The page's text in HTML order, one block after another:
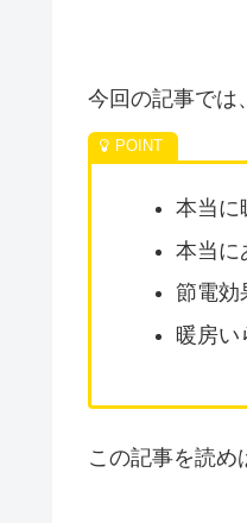
今回の記事では
本当に
本当に
節電効
暖房い
この記事を読め